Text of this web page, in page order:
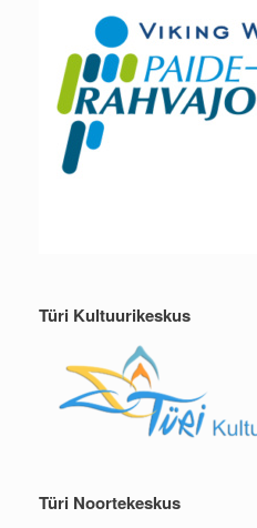
Türi Kultuurikeskus
Türi Noortekeskus